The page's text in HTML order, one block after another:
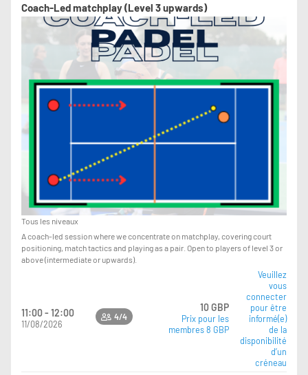
Coach-Led matchplay (Level 3 upwards)
Tous les niveaux
A coach-led session where we concentrate on matchplay, covering court
positioning, match tactics and playing as a pair. Open to players of level 3 or
above (intermediate or upwards).
11:00 - 12:00
11/08/2026
4/4
10 GBP
Prix pour les
membres 8 GBP
Veuillez
vous
connecter
pour être
informé(e)
de la
disponibilité
d’un
créneau